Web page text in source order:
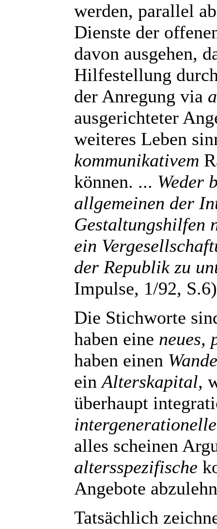
werden, parallel
Dienste der
davon ausgehen,
Hilfestellung
der Anregung via
ausgerichteter
weiteres Leben
kommunikativem
können. ... Weder
allgemeinen der
Gestaltungshilfen
ein
der Republik zu
Impulse, 1/92, S.6)
Die Stichworte
haben eine neues,
haben einen
einAlterskapital,
überhaupt
intergenerationelle
alles scheinen
altersspezifische
Angebote
Tatsächlich